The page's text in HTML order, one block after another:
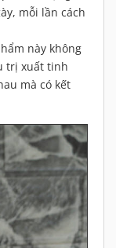
mỗi lần cách
này không
trị xuất tinh
mà có kết